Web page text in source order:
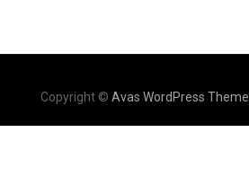
Copyright © Avas WordPress Theme